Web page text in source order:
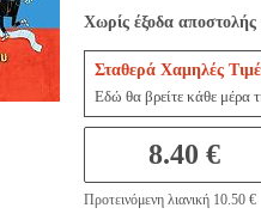
Χωρίς έξοδα
Σταθερά Χαμηλές
Εδώ θα βρείτε κάθε μέρα
8.40 €
Προτεινόμενη λιανική 10.50 €